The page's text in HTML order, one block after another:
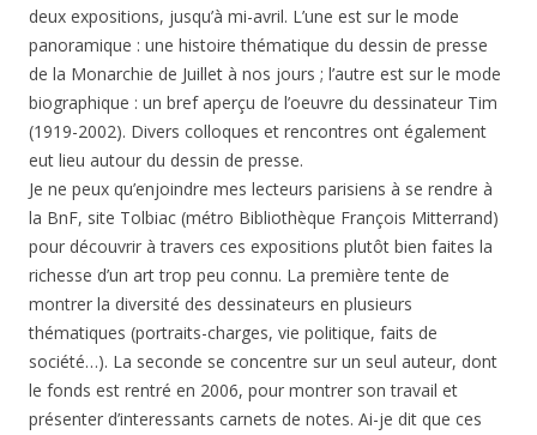
deux expositions, jusqu’à mi-avril. L’une est sur le mode
panoramique : une histoire thématique du dessin de presse
de la Monarchie de Juillet à nos jours ; l’autre est sur le mode
biographique : un bref aperçu de l’oeuvre du dessinateur Tim
(1919-2002). Divers colloques et rencontres ont également
eut lieu autour du dessin de presse.
Je ne peux qu’enjoindre mes lecteurs parisiens à se rendre à
la BnF, site Tolbiac (métro Bibliothèque François Mitterrand)
pour découvrir à travers ces expositions plutôt bien faites la
richesse d’un art trop peu connu. La première tente de
montrer la diversité des dessinateurs en plusieurs
thématiques (portraits-charges, vie politique, faits de
société…). La seconde se concentre sur un seul auteur, dont
le fonds est rentré en 2006, pour montrer son travail et
présenter d’interessants carnets de notes. Ai-je dit que ces